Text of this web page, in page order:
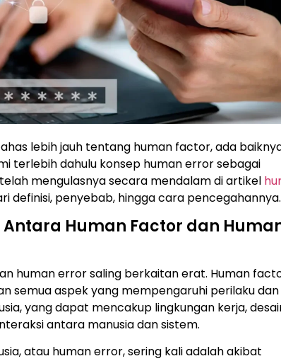
lebih jauh tentang human factor, ada
terlebih dahulu konsep human error sebagai
mengulasnya secara mendalam di artikel
definisi, penyebab, hingga cara pencegahannya.
Human Factor dan
human error saling berkaitan erat. Human
semua aspek yang mempengaruhi perilaku dan
yang dapat mencakup lingkungan kerja,
antara manusia dan sistem.
atau human error, sering kali adalah akibat